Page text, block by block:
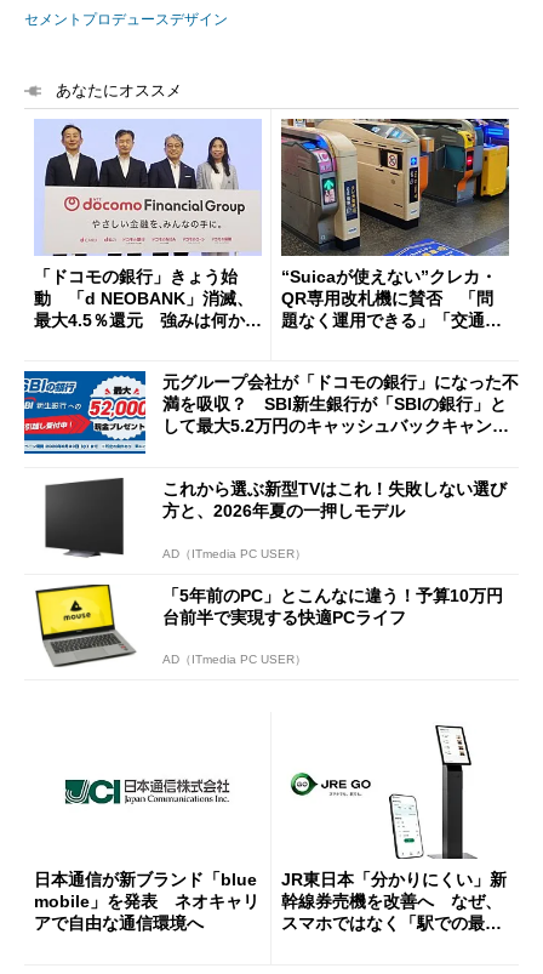
セメントプロデュースデザイン
あなたにオススメ
「ドコモの銀行」きょう始
動 「d NEOBANK」消滅、
最大4.5％還元 強みは何か解
“Suicaが使えない”クレカ・
QR専用改札機に賛否 「問
題なく運用できる」「交通系I
元グループ会社が「ドコモの銀行」になった不
満を吸収？ SBI新生銀行が「SBIの銀行」と
して最大5.2万円のキャッシュバックキャンペ
これから選ぶ新型TVはこれ！失敗しない選び
方と、2026年夏の一押しモデル
AD（ITmedia PC USER）
「5年前のPC」とこんなに違う！予算10万円
台前半で実現する快適PCライフ
AD（ITmedia PC USER）
日本通信が新ブランド「blue
mobile」を発表 ネオキャリ
アで自由な通信環境へ
JR東日本「分かりにくい」新
幹線券売機を改善へ なぜ、
スマホではなく「駅での最短